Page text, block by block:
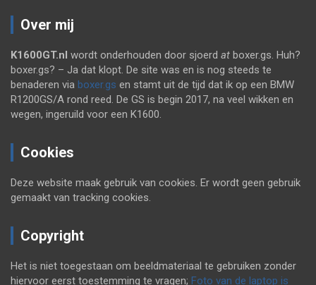
Over mij
K1600GT.nl wordt onderhouden door sjoerd at boxer.gs. Huh?
boxer.gs? – Ja dat klopt. De site was en is nog steeds te
benaderen via boxer.gs en stamt uit de tijd dat ik op een BMW
R1200GS/A rond reed. De GS is begin 2017, na veel wikken en
wegen, ingeruild voor een K1600.
Cookies
Deze website maak gebruik van cookies. Er wordt geen gebruik
gemaakt van tracking cookies.
Copyright
Het is niet toegestaan om beeldmateriaal te gebruiken zonder
hiervoor eerst toestemming te vragen; Foto van de laptop is